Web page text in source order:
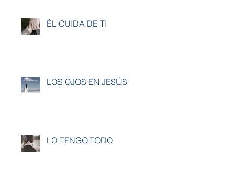
ÉL CUIDA DE TI
LOS OJOS EN JESÚS
LO TENGO TODO